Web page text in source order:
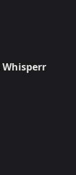
Whisperr